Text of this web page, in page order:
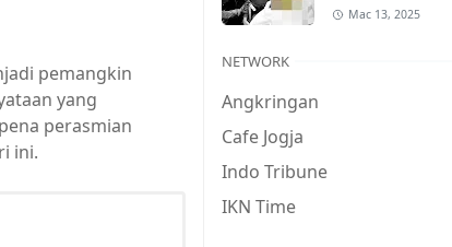
pemangkin
yang
perasmian
ini.
Mac 13, 2025
NETWORK
Angkringan
Cafe Jogja
Indo Tribune
IKN Time